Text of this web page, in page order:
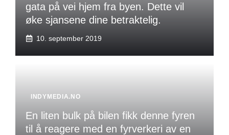
gata på vei hjem fra byen. Dette vil
øke sjansene dine betraktelig.
10. september 2019
INDYMEDIA.NO
En liten bulk på bilen fikk denne fyren
til å reagere med en fyrverkeri av en